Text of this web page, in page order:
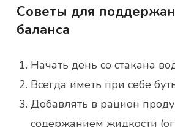
Советы для
баланса
Начать день со стакана
Всегда иметь при себе
Добавлять в рацион
содержанием жидкости